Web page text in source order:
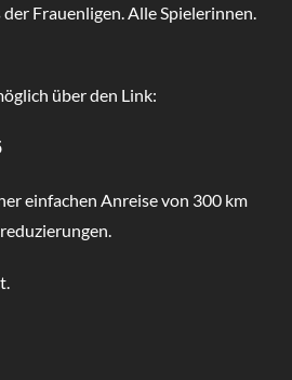
Frauenligen. Alle Spielerinnen.
über den Link:
einfachen Anreise von 300 km